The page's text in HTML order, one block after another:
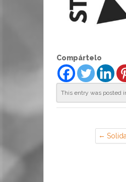
Compártelo
This entry was posted